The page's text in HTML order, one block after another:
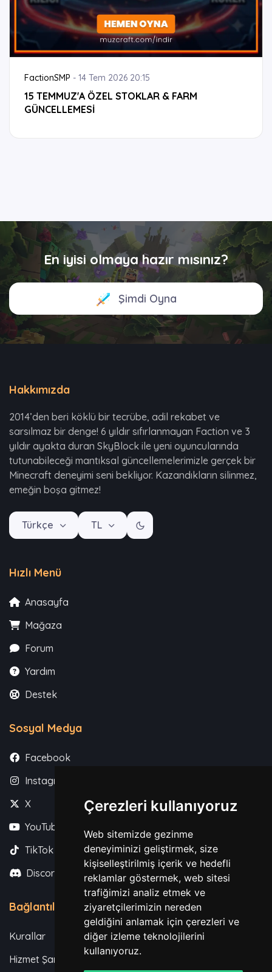
Çerezleri kullanıyoruz
Web sitemizde gezinme
deneyiminizi geliştirmek, size
kişiselleştirilmiş içerik ve hedefli
reklamlar göstermek, web sitesi
trafiğimizi analiz etmek ve
ziyaretçilerimizin nereden
geldiğini anlamak için çerezleri ve
diğer izleme teknolojilerini
kullanıyoruz.
FactionSMP - 14 Tem 2026 20:15
15 TEMMUZ'A ÖZEL STOKLAR & FARM
GÜNCELLEMESİ
En iyisi olmaya hazır mısınız?
Şimdi Oyna
Hakkımızda
2014’den beri köklü bir tecrübe, adil rekabet ve
sarsılmaz bir denge! 6 yıldır sıfırlanmayan Faction ve 3
yıldır ayakta duran SkyBlock ile yeni oyuncularında
tutunabileceği mantıksal güncellemelerimizle gerçek bir
Minecraft deneyimi seni bekliyor. Kazandıkların silinmez,
emeğin boşa gitmez!
Türkçe TL
Hızlı Menü
Anasayfa
Mağaza
Forum
Yardım
Destek
Sosyal Medya
Facebook
Instagram
X
YouTube
TikTok
Discord
Bağlantılar
Kurallar
Hizmet Şartları